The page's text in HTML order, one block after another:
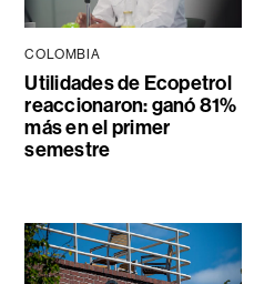
COLOMBIA
Utilidades de Ecopetrol
reaccionaron: ganó 81%
más en el primer
semestre